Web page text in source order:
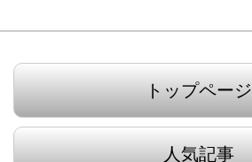
トップページ
人気記事